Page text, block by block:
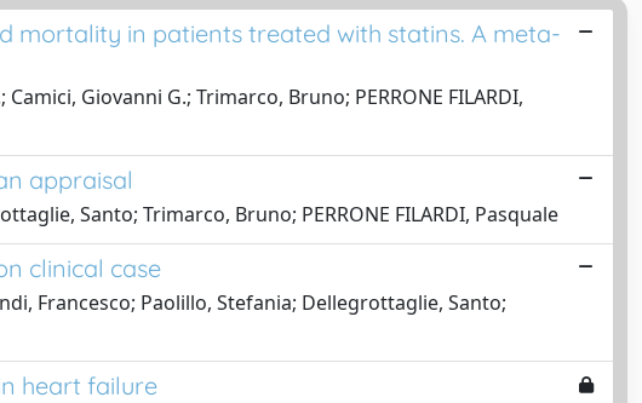
mortality in patients treated with statins. A meta-
Giovanni G.; Trimarco, Bruno; PERRONE FILARDI,
appraisal
Santo; Trimarco, Bruno; PERRONE FILARDI, Pasquale
clinical case
Francesco; Paolillo, Stefania; Dellegrottaglie, Santo;
heart failure